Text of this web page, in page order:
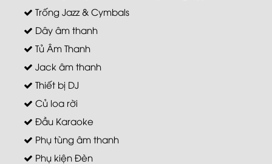
Trống Jazz & Cymbals
Dây âm thanh
Tủ Âm Thanh
Jack âm thanh
Thiết bị DJ
Củ loa rời
Đầu Karaoke
Phụ tùng âm thanh
Phụ kiện Đèn